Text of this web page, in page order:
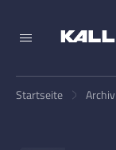
Startseite Archiv